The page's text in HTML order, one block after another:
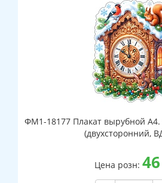
ФМ1-18177 Плакат вырубной А4.
(двухсторонний,
Цена розн: 46